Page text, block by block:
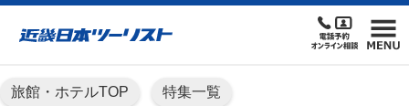
旅館・ホテルTOP 特集一覧